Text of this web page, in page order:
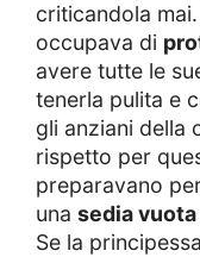
criticandola
occupava di
avere tutte le
tenerla pulita e
gli anziani della
rispetto per
preparavano
una sedia
Se la